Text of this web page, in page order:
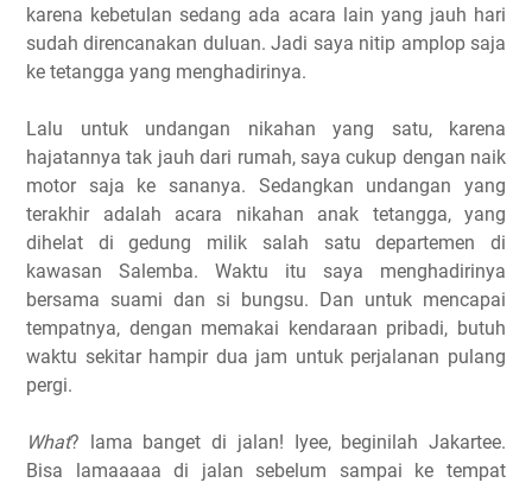
karena kebetulan sedang ada acara lain yang jauh hari
sudah direncanakan duluan. Jadi saya nitip amplop saja
ke tetangga yang menghadirinya.
Lalu untuk undangan nikahan yang satu, karena
hajatannya tak jauh dari rumah, saya cukup dengan naik
motor saja ke sananya. Sedangkan undangan yang
terakhir adalah acara nikahan anak tetangga, yang
dihelat di gedung milik salah satu departemen di
kawasan Salemba. Waktu itu saya menghadirinya
bersama suami dan si bungsu. Dan untuk mencapai
tempatnya, dengan memakai kendaraan pribadi, butuh
waktu sekitar hampir dua jam untuk perjalanan pulang
pergi.
What? lama banget di jalan! Iyee, beginilah Jakartee.
Bisa lamaaaaa di jalan sebelum sampai ke tempat